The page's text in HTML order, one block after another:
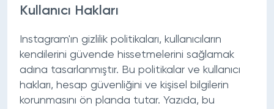
Kullanıcı Hakları
Instagram'ın gizlilik politikaları, kullanıcıların
kendilerini güvende hissetmelerini sağlamak
adına tasarlanmıştır. Bu politikalar ve kullanıcı
hakları, hesap güvenliğini ve kişisel bilgilerin
korunmasını ön planda tutar. Yazıda, bu